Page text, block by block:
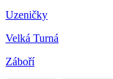
Uzeničky
Velká Turná
Záboří